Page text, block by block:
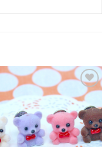
ADICIONAR
A LISTA DE
DESEJOS